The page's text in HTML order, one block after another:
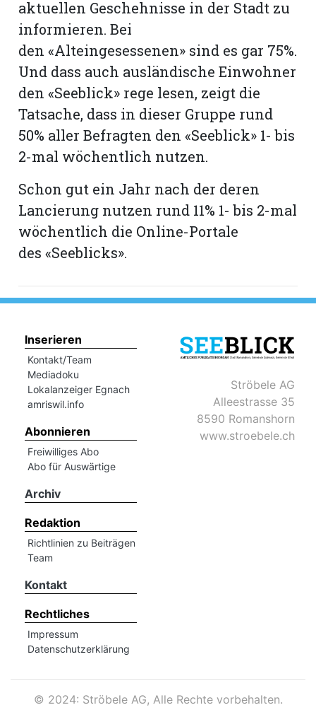
aktuellen Geschehnisse in der Stadt zu
informieren. Bei
den «Alteingesessenen» sind es gar 75%.
Und dass auch ausländische Einwohner
den «Seeblick» rege lesen, zeigt die
Tatsache, dass in dieser Gruppe rund
50% aller Befragten den «Seeblick» 1- bis
2-mal wöchentlich nutzen.
Schon gut ein Jahr nach der deren
Lancierung nutzen rund 11% 1- bis 2-mal
wöchentlich die Online-Portale
des «Seeblicks».
Inserieren
Kontakt/Team
Mediadoku
Lokalanzeiger Egnach
amriswil.info
Abonnieren
Freiwilliges Abo
Abo für Auswärtige
Archiv
Redaktion
Richtlinien zu Beiträgen
Team
Kontakt
Rechtliches
Impressum
Datenschutzerklärung
Ströbele AG
Alleestrasse 35
8590 Romanshorn
www.stroebele.ch
© 2024: Ströbele AG, Alle Rechte vorbehalten.